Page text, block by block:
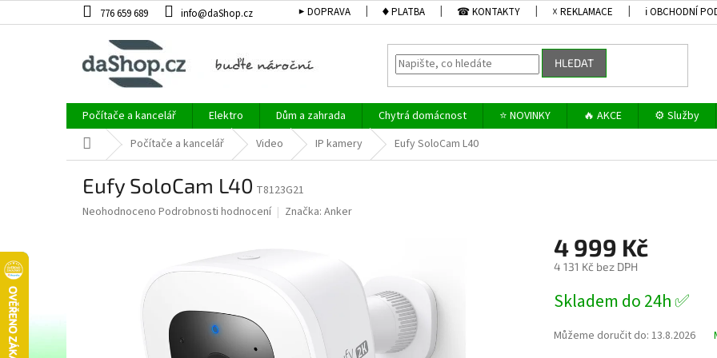
na
776 659 689 info@daShop.cz ▶ DOPRAVA ♦ PLATBA ☎ KONTAKTY ☓ REKLAMACE ℹ OBCHODNÍ
HLEDAT
Počítače a kancelář Elektro Dům a zahrada Chytrá domácnost ⭐ NOVINKY 🔥 AKCE ⚙️ Služby
Domů Počítače a kancelář Video IP kamery Eufy SoloCam L40
Eufy SoloCam L40 T8123G21
Průměrné
Neohodnoceno Podrobnosti hodnocení Značka: Anker
4 999 Kč
4 131 Kč bez DPH
cena:
Skladem do 24h ✅
Můžeme doručit do: 13.8.2026